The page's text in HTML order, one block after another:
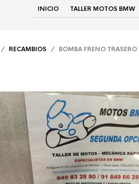
INICIO TALLER MOTOS BMW
/ RECAMBIOS / BOMBA FRENO TRASERO